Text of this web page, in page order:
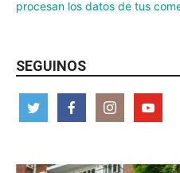
procesan los datos de tus
SEGUINOS